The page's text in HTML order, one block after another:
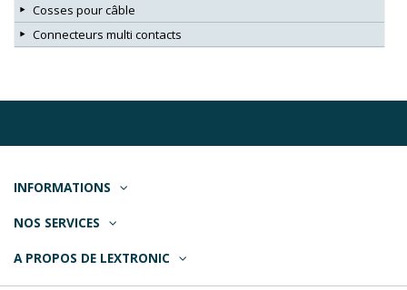
Cosses pour câble
Connecteurs multi contacts
INFORMATIONS
NOS SERVICES
A PROPOS DE LEXTRONIC